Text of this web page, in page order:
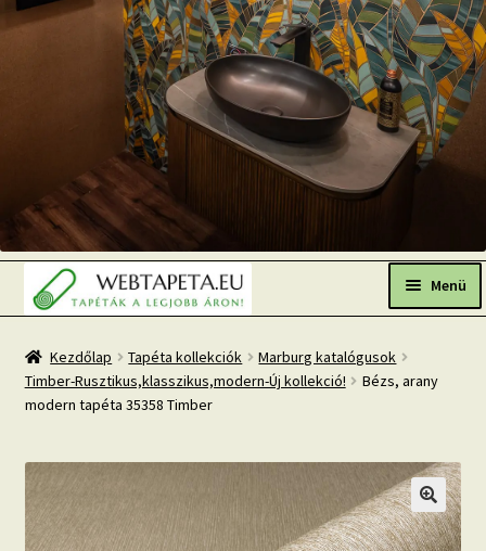
Ugrás
a
navigációhoz
Kilépés
a
tartalomba Menü
Népszerű tapéták
Tapéta BLOG
Mi az a fotótapéta?
Kezdőlap Tapéta kollekciók
Marburg katalógusok
Timber-Rusztikus,klasszikus,modern-Új kollekció!
Bézs, arany
modern tapéta 35358 Timber